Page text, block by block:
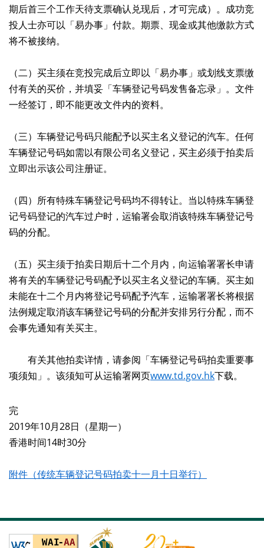
期后首三个工作天待支票确认兑现后，才可完成）。成功竞
投人士亦可以「易办事」付款。期票、现金或其他缴款方式
将不被接纳。
（二）买主须在竞投完成后立即以「易办事」或划线支票缴
付有关的买价，并填妥「车辆登记号码发售备忘录」。文件
一经签订，即不能更改文件内的资料。
（三）车辆登记号码只能配予以买主名义登记的汽车。任何
车辆登记号码如需以有限公司名义登记，买主必须于拍卖后
立即出示该公司注册证。
（四）所有特殊车辆登记号码均不得转让。当以特殊车辆登
记号码登记的汽车过户时，运输署会取消该特殊车辆登记号
码的分配。
（五）买主须于拍卖日期后十二个月内，向运输署署长申请
将有关的车辆登记号码配予以买主名义登记的车辆。买主如
未能在十二个月内将登记号码配予汽车，运输署署长将根据
法例规定取消该车辆登记号码的分配并安排另行分配，而不
会事先通知有关买主。
有关其他拍卖详情，请参阅「车辆登记号码拍卖重要事
项须知」。该须知可从运输署网页www.td.gov.hk下载。
完
2019年10月28日（星期一）
香港时间14时30分
附件（传统车辆登记号码拍卖十一月十日举行）